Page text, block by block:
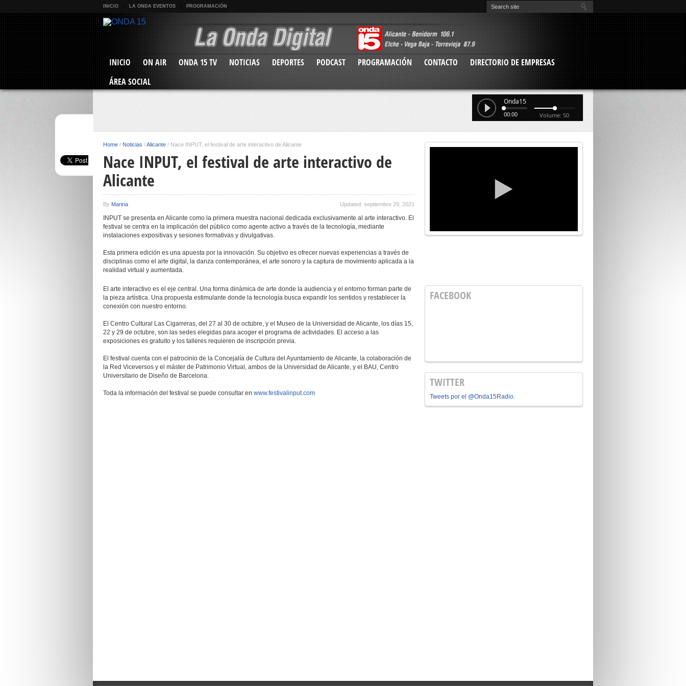
INICIO LA ONDA EVENTOS PROGRAMACIÓN
INICIO ON AIR ONDA 15 TV NOTICIAS DEPORTES PODCAST PROGRAMACIÓN CONTACTO
DIRECTORIO DE EMPRESAS
ÁREA SOCIAL
Onda15
00:00 Volume: 50
Home / Noticias /Alicante / Nace INPUT, el festival de arte interactivo de Alicante
Nace INPUT, el festival de arte interactivo de
Alicante
By Marina Updated: septiembre 29, 2021
INPUT se presenta en Alicante como la primera muestra nacional dedicada exclusivamente al arte interactivo. El
festival se centra en la implicación del público como agente activo a través de la tecnología, mediante
instalaciones expositivas y sesiones formativas y divulgativas.
Esta primera edición es una apuesta por la innovación. Su objetivo es ofrecer nuevas experiencias a través de
disciplinas como el arte digital, la danza contemporánea, el arte sonoro y la captura de movimiento aplicada a la
realidad virtual y aumentada.
El arte interactivo es el eje central. Una forma dinámica de arte donde la audiencia y el entorno forman parte de
la pieza artística. Una propuesta estimulante donde la tecnología busca expandir los sentidos y restablecer la
conexión con nuestro entorno.
El Centro Cultural Las Cigarreras, del 27 al 30 de octubre, y el Museo de la Universidad de Alicante, los días 15,
22 y 29 de octubre, son las sedes elegidas para acoger el programa de actividades. El acceso a las
exposiciones es gratuito y los talleres requieren de inscripción previa.
El festival cuenta con el patrocinio de la Concejalía de Cultura del Ayuntamiento de Alicante, la colaboración de
la Red Viceversos y el máster de Patrimonio Virtual, ambos de la Universidad de Alicante, y el BAU, Centro
Universitario de Diseño de Barcelona.
Toda la información del festival se puede consultar en www.festivalinput.com
FACEBOOK
TWITTER
Tweets por el @Onda15Radio.